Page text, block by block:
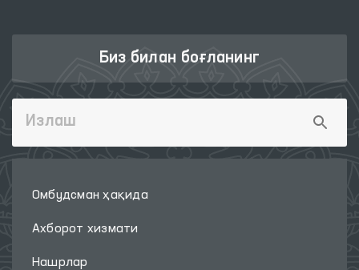
Биз билан боғланинг
Омбудсман ҳақида
Ахборот хизмати
Нашрлар